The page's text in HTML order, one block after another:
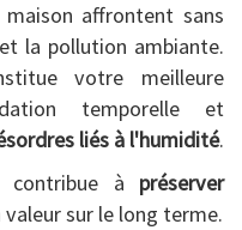
affrontent sans
la pollution ambiante.
votre meilleure
temporelle et
liés à l'humidité.
contribue à préserver
sur le long terme.